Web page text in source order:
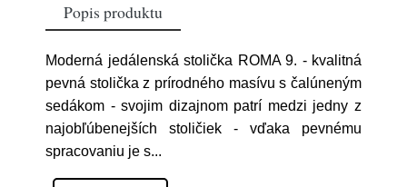
Popis produktu
Moderná jedálenská stolička ROMA 9. - kvalitná
pevná stolička z prírodného masívu s čalúneným
sedákom - svojim dizajnom patrí medzi jedny z
najobľúbenejších stoličiek - vďaka pevnému
spracovaniu je s...